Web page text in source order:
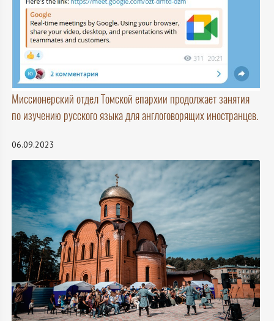
Миссионерский отдел Томской епархии продолжает занятия
по изучению русского языка для англоговорящих иностранцев.
06.09.2023